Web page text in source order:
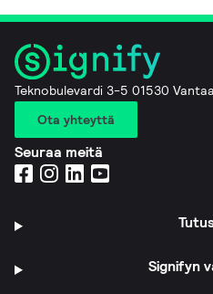
Teknobulevardi 3-5 01530
Ota yhteyttä
Seuraa meitä
Signifyn